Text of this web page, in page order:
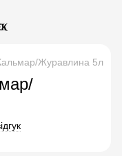
Журавлина 5л